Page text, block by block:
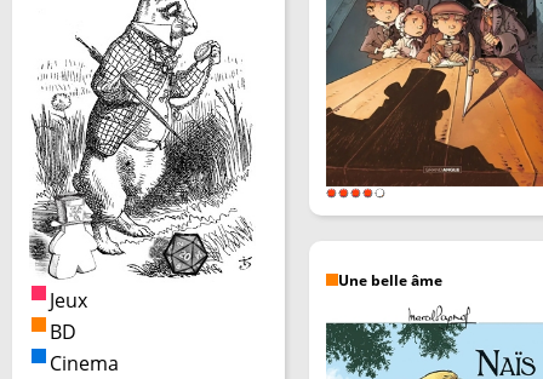
Jeux
BD
Cinema
Une belle âme